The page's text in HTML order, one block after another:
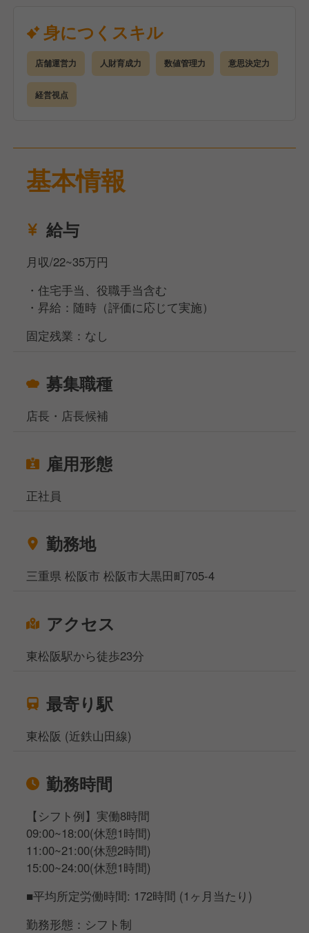
アルバイト・社員の育成、チームづくり
シフト作成、人員配置、人件費コントロール
売上・原価・利益など数値管理
発注・在庫・衛生・品質管理
サービス改善・業務改善の企画と実行
決められた運営をこなすだけでなく、自分の色を出し
た店舗づくりに挑戦できる環境です。
合があります。
身につくスキル
店舗運営力 人財育成力 数値管理力 意思決定力
経営視点
基本情報
給与
月収/22~35万円
・住宅手当、役職手当含む
・昇給：随時（評価に応じて実施）
固定残業：なし
募集職種
店長・店長候補
雇用形態
正社員
勤務地
三重県 松阪市 松阪市大黒田町705-4
アクセス
東松阪駅から徒歩23分
最寄り駅
東松阪 (近鉄山田線)
勤務時間
【シフト例】実働8時間
09:00~18:00(休憩1時間)
11:00~21:00(休憩2時間)
15:00~24:00(休憩1時間)
■平均所定労働時間: 172時間 (1ヶ月当たり)
勤務形態：シフト制